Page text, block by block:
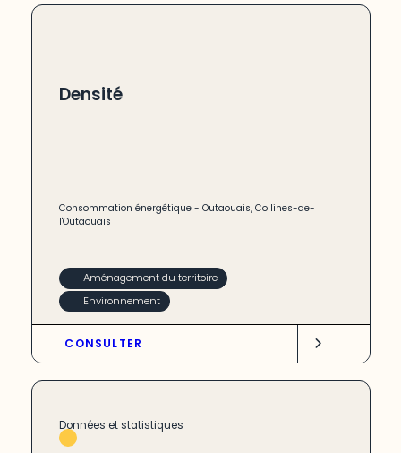
Densité
Consommation énergétique -Outaouais,Collines-de-
l'Outaouais
Aménagement du territoire
Environnement
CONSULTER
Données et statistiques